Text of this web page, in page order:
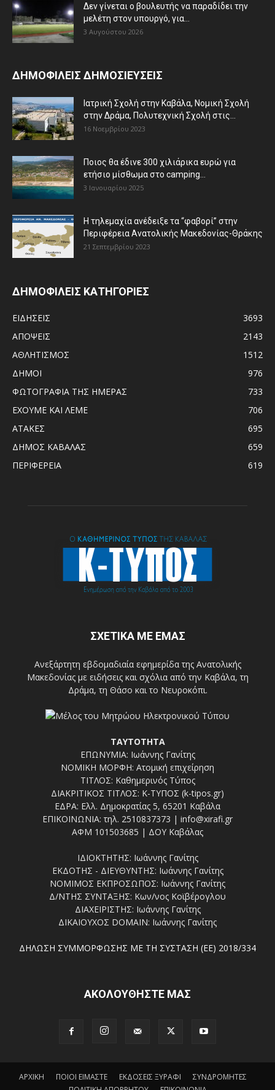
Δεν γίνεται ο βουλευτής να παραδίδει την
μελέτη στον υπουργό, για...
3 Αυγούστου 2026
ΔΗΜΟΦΙΛΕΙΣ ΔΗΜΟΣΙΕΥΣΕΙΣ
Ιατρική Σχολή στην Καβάλα, Νομική Σχολή
στην Δράμα, Πολυτεχνική Σχολή στις...
16 Νοεμβρίου 2023
Ποιος θα έδινε 300 χιλιάρικα ευρώ για
ετήσιο μίσθωμα στο camping...
3 Ιανουαρίου 2025
Η τηλεμαχία ανέδειξε τα “φαβορί” στην
Περιφέρεια Ανατολικής Μακεδονίας-Θράκης
21 Σεπτεμβρίου 2023
ΔΗΜΟΦΙΛΕΙΣ ΚΑΤΗΓΟΡΙΕΣ
ΕΙΔΗΣΕΙΣ
3693
ΑΠΟΨΕΙΣ
2143
ΑΘΛΗΤΙΣΜΟΣ
1512
ΔΗΜΟΙ
976
ΦΩΤΟΓΡΑΦΙΑ ΤΗΣ ΗΜΕΡΑΣ
733
ΕΧΟΥΜΕ ΚΑΙ ΛΕΜΕ
706
ΑΤΑΚΕΣ
695
ΔΗΜΟΣ ΚΑΒΑΛΑΣ
659
ΠΕΡΙΦΕΡΕΙΑ
619
ΣΧΕΤΙΚΑ ΜΕ ΕΜΑΣ
Ανεξάρτητη εβδομαδιαία εφημερίδα της Ανατολικής
Μακεδονίας με ειδήσεις και σχόλια από την Καβάλα, τη
Δράμα, τη Θάσο και το Νευροκόπι.
ΤΑΥΤΟΤΗΤΑ
ΕΠΩΝΥΜΙΑ: Ιωάννης Γανίτης
ΝΟΜΙΚΗ ΜΟΡΦΗ: Ατομική επιχείρηση
ΤΙΤΛΟΣ: Καθημερινός Τύπος
ΔΙΑΚΡΙΤΙΚΟΣ ΤΙΤΛΟΣ: Κ-ΤΥΠΟΣ (k-tipos.gr)
ΕΔΡΑ: Ελλ. Δημοκρατίας 5, 65201 Καβάλα
ΕΠΙΚΟΙΝΩΝΙΑ: τηλ. 2510837373 | info@xirafi.gr
ΑΦΜ 101503685 | ΔΟΥ Καβάλας
ΙΔΙΟΚΤΗΤΗΣ: Ιωάννης Γανίτης
ΕΚΔΟΤΗΣ - ΔΙΕΥΘΥΝΤΗΣ: Ιωάννης Γανίτης
ΝΟΜΙΜΟΣ ΕΚΠΡΟΣΩΠΟΣ: Ιωάννης Γανίτης
Δ/ΝΤΗΣ ΣΥΝΤΑΞΗΣ: Κων/νος Κοϊβέρογλου
ΔΙΑΧΕΙΡΙΣΤΗΣ: Ιωάννης Γανίτης
ΔΙΚΑΙΟΥΧΟΣ DOMAIN: Ιωάννης Γανίτης
ΔΗΛΩΣΗ ΣΥΜΜΟΡΦΩΣΗΣ ΜΕ ΤΗ ΣΥΣΤΑΣΗ (ΕΕ) 2018/334
ΑΚΟΛΟΥΘΗΣΤΕ ΜΑΣ
ΑΡΧΙΚΗ ΠΟΙΟΙ ΕΙΜΑΣΤΕ ΕΚΔΟΣΕΙΣ ΞΥΡΑΦΙ
ΣΥΝΔΡΟΜΗΤΕΣ